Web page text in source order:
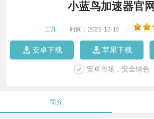
小蓝鸟加速器官网
工具 时间：2023-12-15
安卓下载 苹果下载
安卓市场，安全绿色
简介